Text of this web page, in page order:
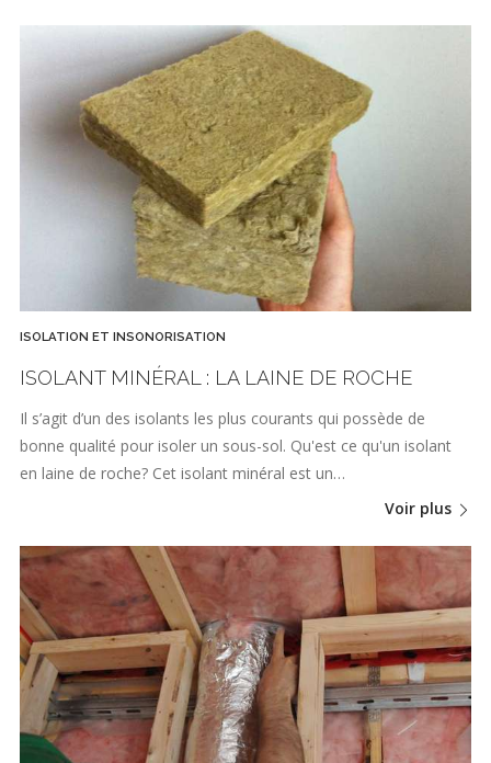
ISOLATION ET INSONORISATION
ISOLANT MINÉRAL : LA LAINE DE ROCHE
Il s’agit d’un des isolants les plus courants qui possède de
bonne qualité pour isoler un sous-sol. Qu'est ce qu'un isolant
en laine de roche? Cet isolant minéral est un…
Voir plus